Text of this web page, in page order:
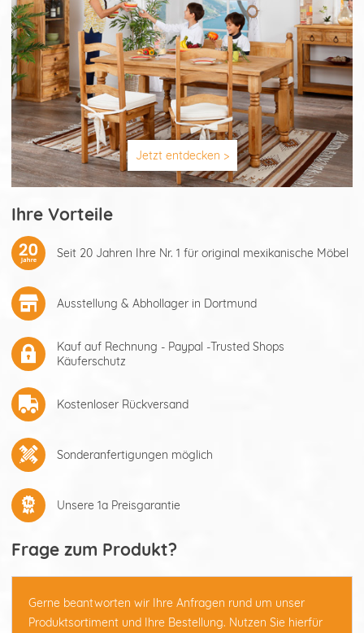
Jetzt entdecken >
Ihre Vorteile
Seit 20 Jahren Ihre Nr. 1 für original mexikanische Möbel
Ausstellung & Abhollager in Dortmund
Kauf auf Rechnung - Paypal -Trusted Shops
Käuferschutz
Kostenloser Rückversand
Sonderanfertigungen möglich
Unsere 1a Preisgarantie
Frage zum Produkt?
Gerne beantworten wir Ihre Anfragen rund um unser
Produktsortiment und Ihre Bestellung. Nutzen Sie hierfür